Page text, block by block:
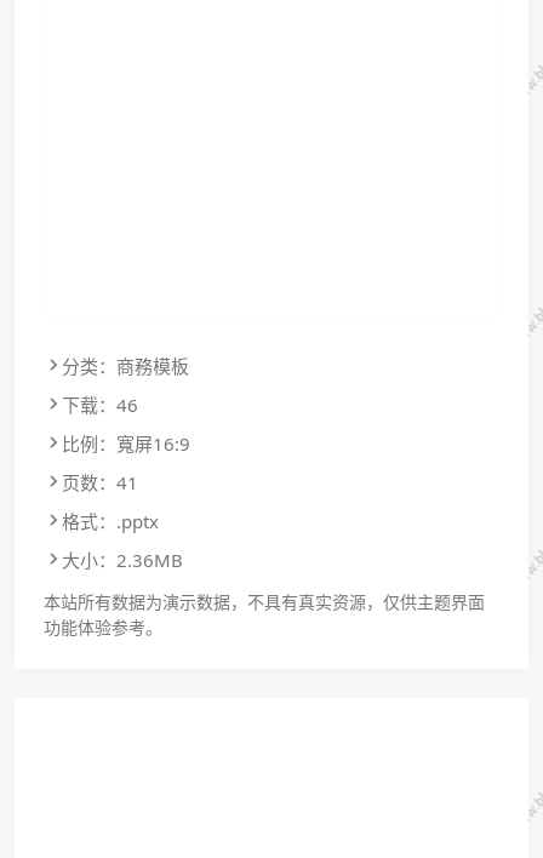
分类：商務模板
下载：46
比例：寬屏16:9
页数：41
格式：.pptx
大小：2.36MB
本站所有数据为演示数据，不具有真实资源，仅供主题界面
功能体验参考。